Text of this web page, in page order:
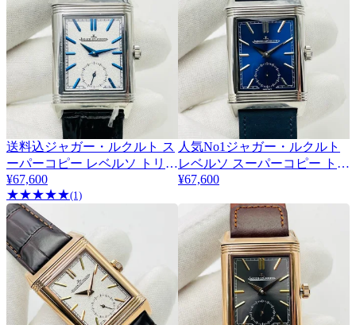
送料込ジャガー・ルクルト ス
ーパーコピー レベルソ トリビ
ュート デュオ Jap17472
¥67,600
★★★★★(1)
人気No1ジャガー・ルクルト
レベルソ スーパーコピー トリ
ビュート デュオ Q3988482
¥67,600